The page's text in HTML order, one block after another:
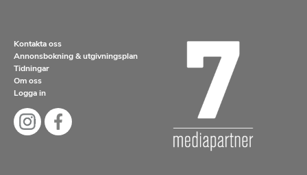
Kontakta oss
Annonsbokning & utgivningsplan
Tidningar
Om oss
Logga in